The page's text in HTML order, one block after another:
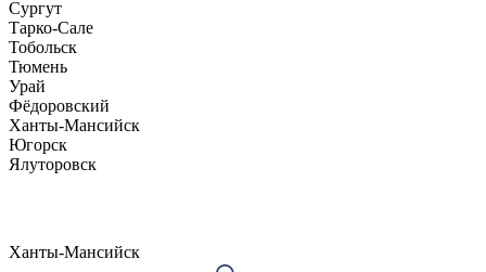
Сургут
Тарко-Сале
Тобольск
Тюмень
Урай
Фёдоровский
Ханты-Мансийск
Югорск
Ялуторовск
Ханты-Мансийск